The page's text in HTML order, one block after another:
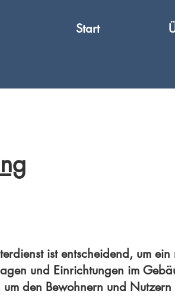
Start
ist entscheidend, um
und Einrichtungen im
den Bewohnern und